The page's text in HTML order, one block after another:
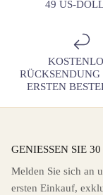
49 US-
RÜCKSENDUNG
ERSTEN
GENIESSEN SIE
Melden Sie sich an
ersten Einkauf,